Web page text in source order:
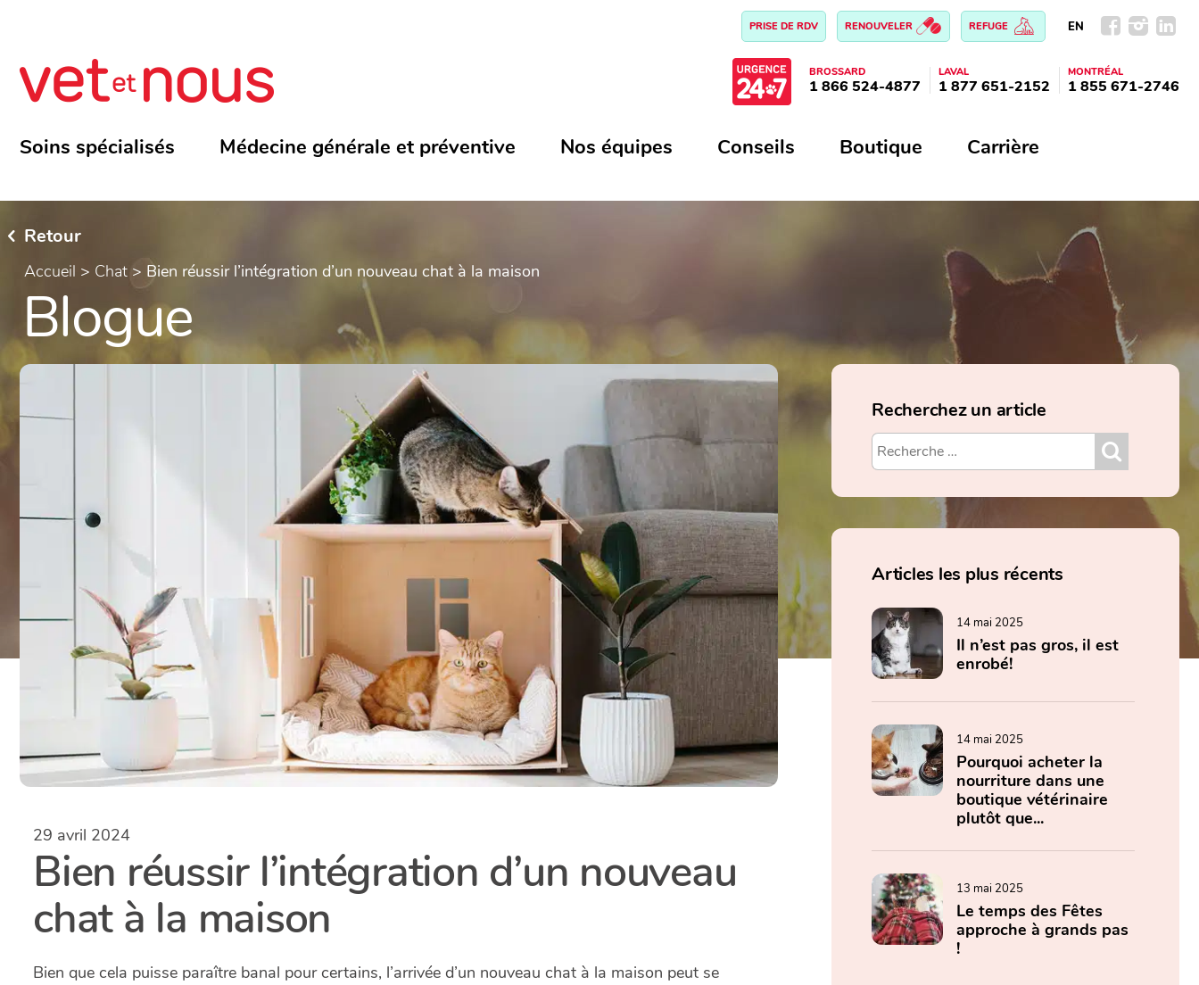
PRISE DE RDV RENOUVELER REFUGE EN
BROSSARD
1 866 524-4877
LAVAL
1 877 651-2152
MONTRÉAL
1 855 671-2746
Soins spécialisés Médecine générale et préventive Nos équipes Conseils Boutique Carrière
Retour
Accueil > Chat > Bien réussir l’intégration d’un nouveau chat à la maison
Blogue
29 avril 2024
Bien réussir l’intégration d’un nouveau
chat à la maison
Bien que cela puisse paraître banal pour certains, l’arrivée d’un nouveau chat à la maison peut se
Recherchez un article
Articles les plus récents
14 mai 2025
Il n’est pas gros, il est
enrobé!
14 mai 2025
Pourquoi acheter la
nourriture dans une
boutique vétérinaire
plutôt que...
13 mai 2025
Le temps des Fêtes
approche à grands pas
!